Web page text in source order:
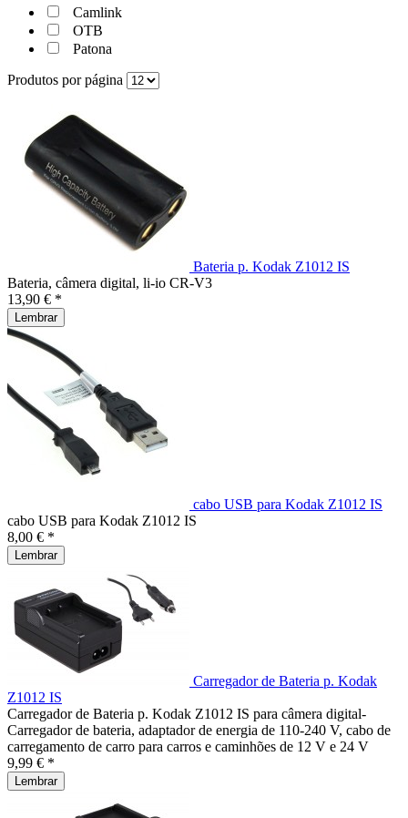
Camlink
OTB
Patona
Produtos por página
Bateria p. Kodak Z1012 IS
Bateria, câmera digital, li-io CR-V3
13,90 € *
Lembrar
cabo USB para Kodak Z1012 IS
cabo USB para Kodak Z1012 IS
8,00 € *
Lembrar
Carregador de Bateria p. Kodak
Z1012 IS
Carregador de Bateria p. Kodak Z1012 IS para câmera digital-
Carregador de bateria, adaptador de energia de 110-240 V, cabo de
carregamento de carro para carros e caminhões de 12 V e 24 V
9,99 € *
Lembrar